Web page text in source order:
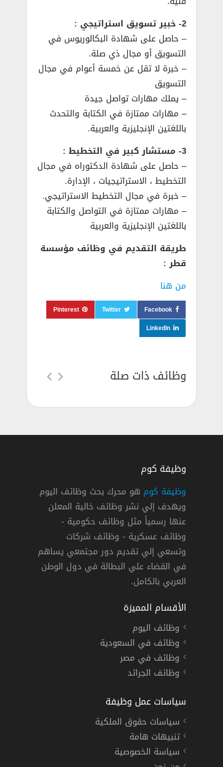
2- خبير تسويق استراتيجي :
– حاصل على شهادة البكالوريوس في
التسويق أو مجال ذي صلة.
– خبرة لا تقل عن خمسة أعوام في مجال
التسويق
– يملك مهارات تواصل جيدة
– مهارات ممتازة في الكتابة والتحدث
باللغتين الإنجليزية والعربية.
3- مستشار كبير في التخطيط :
– حاصل على شهادة الدكتوراه في مجال
التخطيط ، الاستراتيجيات ، الإدارة.
– خبرة في مجال التخطيط الاستراتيجي.
– مهارات ممتازة في التواصل والكتابة
باللغتين الإنجليزية والعربية
طريقة التقديم في وظائف مؤسسة
قطر :
من هنا
Facebook
Twitter
Pinterest
LinkedIn
وظائف ذات صلة
توفر 28 وظيفة شاغرة في قطر
دوام كامل
وظيفة كوم
وظيفة كوم هو محرك بحث وظائف اليوم
ويهدف إلي نشر وظائف خالية المعلن
عنها رسمياً مثل وظائف حكومية -
وظائف عسكرية - وظائف شركات
وتسعي إلي تقديم دور مجتمعي يساهم
في القضاء علي البطالة في دول الوطن
العربي بالكامل.
الأقسام المميزة
وظائف اليوم
وظائف في السعودية
وظائف في مصر
وظائف الجرائد
سياسات عمل وظيفة
سياسات حقوق الملكية
تنبيهات هامة
سياسة الخصوصية